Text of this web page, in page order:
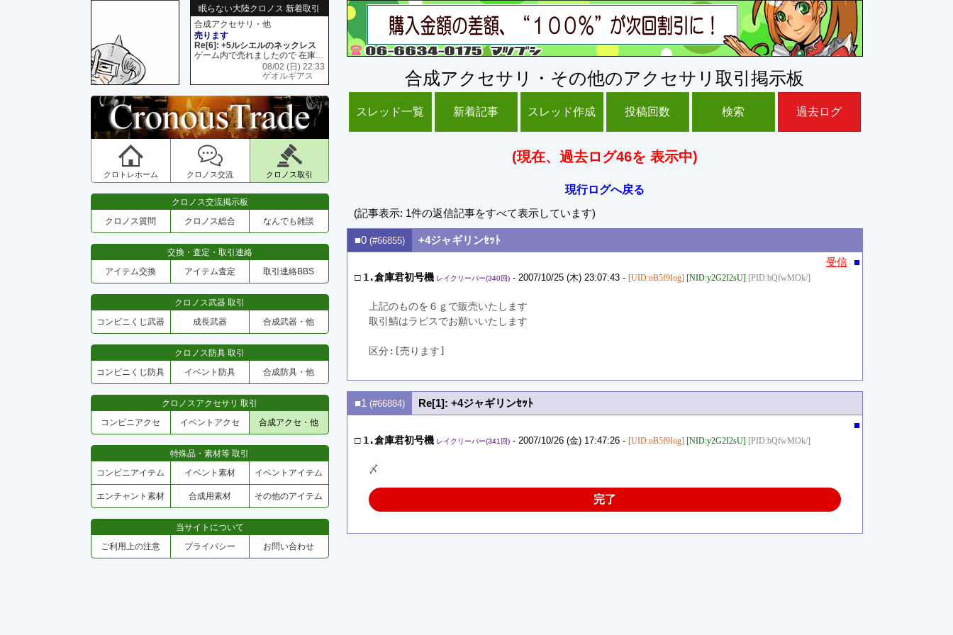
眠らない大陸クロノス 新着取引
合成アクセサリ・他
売ります
Re[6]: +5ルシエルのネックレス
ゲーム内で売れましたので 在庫がネク1 リング4 となります リングのお値段は80G といたします
08/02 (日) 22:33
ゲオルギアス
クロトレホーム クロノス交流 クロノス取引
クロノス交流掲示板
クロノス質問
クロノス総合 なんでも雑談
交換・査定・取引連絡
アイテム交換
アイテム査定 取引連絡BBS
クロノス武器 取引
コンビニくじ武器
成長武器 合成武器・他
クロノス防具 取引
コンビニくじ防具
イベント防具 合成防具・他
クロノスアクセサリ 取引
コンビニアクセ
イベントアクセ 合成アクセ・他
特殊品・素材等 取引
コンビニアイテム
イベント素材 イベントアイテム
エンチャント素材 合成用素材 その他のアイテム
当サイトについて
ご利用上の注意
プライバシー お問い合わせ
合成アクセサリ・その他のアクセサリ取引掲示板
スレッド一覧 新着記事 スレッド作成 投稿回数 検索 過去ログ
(現在、過去ログ46を 表示中)
現行ログへ戻る
(記事表示: 1件の返信記事をすべて表示しています)
■0 (#66855) +4ジャギリンｾｯﾄ
受信 ■
□ 1.倉庫君初号機 レイクリーパー(340回)- 2007/10/25 (木) 23:07:43 - [UID:oB5f9Iog] [NID:y2G2I2sU] [PID:bQfwMOk/]
上記のものを６ｇで販売いたします
取引鯖はラピスでお願いいたします
区分:[売ります]
■1 (#66884)
Re[1]: +4ジャギリンｾｯﾄ
■
□ 1.倉庫君初号機 レイクリーパー(341回)- 2007/10/26 (金) 17:47:26 - [UID:oB5f9Iog] [NID:y2G2I2sU] [PID:bQfwMOk/]
〆
完了